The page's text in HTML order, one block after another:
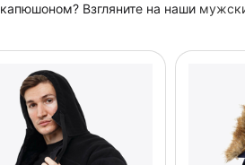
Взгляните на наши